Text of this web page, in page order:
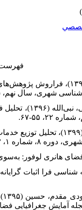
فهرست
۱. الوندی پور، نینا و داداش
۲. امان پور،
۵۵-۶۷.
۳. احمدی، محمد و شمسی‌پور،
۱، ۷۳-۹۸.
(۱۳۸۴)، به‌سوی گونه شناسی
فضا، دوره ۶، شماره